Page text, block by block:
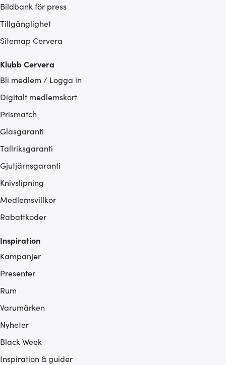
Bildbank för press
Tillgänglighet
Sitemap Cervera
Klubb Cervera
Bli medlem / Logga in
Digitalt medlemskort
Prismatch
Glasgaranti
Tallriksgaranti
Gjutjärnsgaranti
Knivslipning
Medlemsvillkor
Rabattkoder
Inspiration
Kampanjer
Presenter
Rum
Varumärken
Nyheter
Black Week
Inspiration & guider